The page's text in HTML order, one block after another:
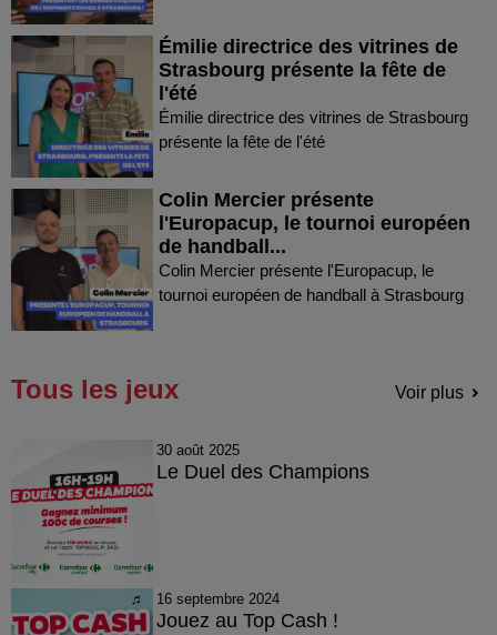
Émilie directrice des vitrines de
Strasbourg présente la fête de
l'été
Émilie directrice des vitrines de Strasbourg
présente la fête de l'été
Colin Mercier présente
l'Europacup, le tournoi européen
de handball...
Colin Mercier présente l'Europacup, le
tournoi européen de handball à Strasbourg
Tous les jeux Voir plus
30 août 2025
Le Duel des Champions
16 septembre 2024
Jouez au Top Cash !